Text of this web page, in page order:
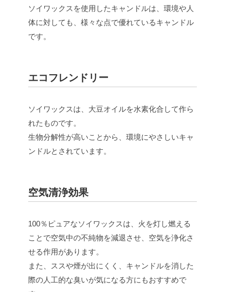
ソイワックスを使用したキャンドルは、環境や人
体に対しても、様々な点で優れているキャンドル
です。
エコフレンドリー
ソイワックスは、大豆オイルを水素化合して作ら
れたものです。
生物分解性が高いことから、環境にやさしいキャ
ンドルとされています。
空気清浄効果
100％ピュアなソイワックスは、火を灯し燃える
ことで空気中の不純物を減退させ、空気を浄化さ
せる作用があります。
また、ススや煙が出にくく、キャンドルを消した
際の人工的な臭いが気になる方にもおすすめで